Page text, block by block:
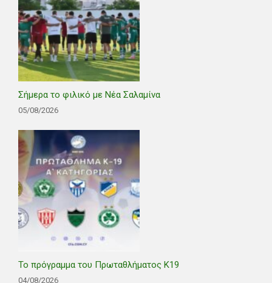
Σήμερα το φιλικό με Νέα Σαλαμίνα
05/08/2026
Το πρόγραμμα του Πρωταθλήματος Κ19
04/08/2026